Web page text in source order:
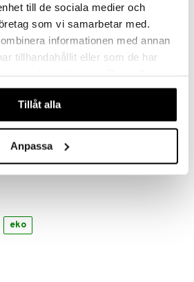
till de sociala medier och
som vi samarbetar med.
informationen med annan
tillhandahållit eller som de har
användande av vår webbplats.
Tillåt alla
Anpassa
WELEDA
89 kr
eko